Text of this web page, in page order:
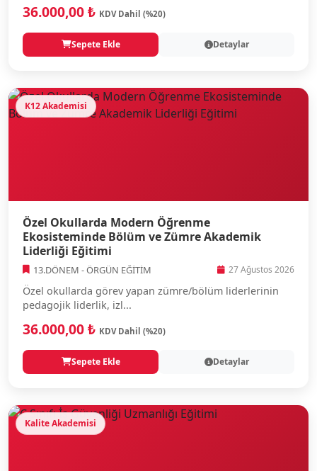
36.000,00 ₺ KDV Dahil (%20)
Sepete Ekle Detaylar
K12 Akademisi
Özel Okullarda Modern Öğrenme
Ekosisteminde Bölüm ve Zümre Akademik
Liderliği Eğitimi
13.DÖNEM - ÖRGÜN EĞİTİM 27 Ağustos 2026
Özel okullarda görev yapan zümre/bölüm liderlerinin
pedagojik liderlik, izl...
36.000,00 ₺ KDV Dahil (%20)
Sepete Ekle Detaylar
Kalite Akademisi